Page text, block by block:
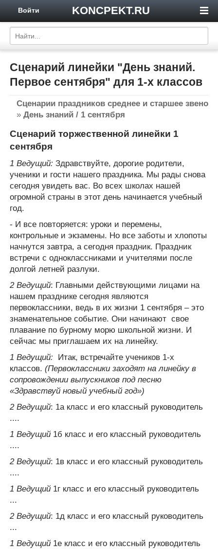
KONCPEKT.RU
Войти
Сценарий линейки "День знаний.
Первое сентября" для 1-х классов
Сценарии праздников среднее и старшее звено
» День знаний / 1 сентября
Сценарий торжественной линейки 1
сентября
1 Ведущий: Здравствуйте, дорогие родители,
ученики и гости нашего праздника. Мы рады снова
сегодня увидеть вас. Во всех школах нашей
огромной страны в этот день начинается учебный
год.
- И все повторяется: уроки и перемены,
контрольные и экзамены. Но все заботы и хлопоты
начнутся завтра, а сегодня праздник. Праздник
встречи с одноклассниками и учителями после
долгой летней разлуки.
2 Ведущий: Главными действующими лицами на
нашем празднике сегодня являются
первоклассники, ведь в их жизни 1 сентября – это
знаменательное событие. Они начинают свое
плавание по бурному морю школьной жизни. И
сейчас мы приглашаем их на линейку.
1 Ведущий:
Итак, встречайте учеников 1-х
классов. (Первоклассники заходят на линейку в
сопровождении выпускников под песню
«Здравствуй новый учебный год»)
2 Ведущий: 1а класс и его классный руководитель
....
1 Ведущий 1б класс и его классный руководитель
....
2 Ведущий: 1в класс и его классный руководитель
....
1 Ведущий 1г класс и его классный руководитель
...
2 Ведущий: 1д класс и его классный руководитель
...
1 Ведущий 1е класс и его классный руководитель